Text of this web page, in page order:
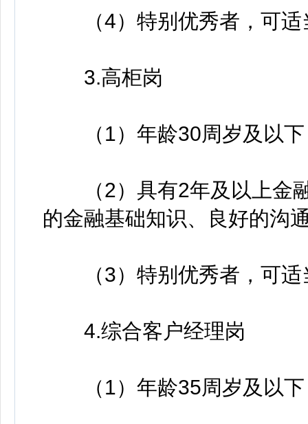
（4）特别优秀者，可适
3.高柜岗
（1）年龄30周岁及以下
（2）具有2年及以上金融
的金融基础知识、良好的沟
（3）特别优秀者，可适
4.综合客户经理岗
（1）年龄35周岁及以下